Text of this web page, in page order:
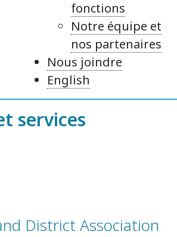
fonctions
Notre équipe et
nos partenaires
Nous joindre
English
services
District Association